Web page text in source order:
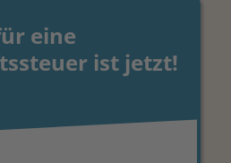
eine
ist jetzt!